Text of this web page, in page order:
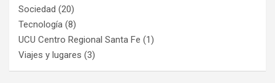
Sociedad (20)
Tecnología (8)
UCU Centro Regional Santa Fe (1)
Viajes y lugares (3)